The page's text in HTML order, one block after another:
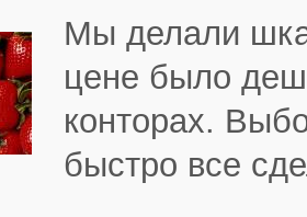
Мы делали
цене было
конторах.
быстро все